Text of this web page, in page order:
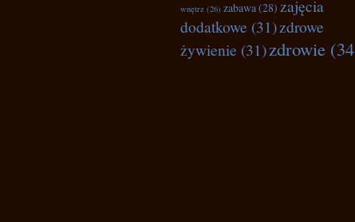
wnętrz (26) zabawa(28) zajęcia
dodatkowe (31)zdrowe
żywienie (31)zdrowie